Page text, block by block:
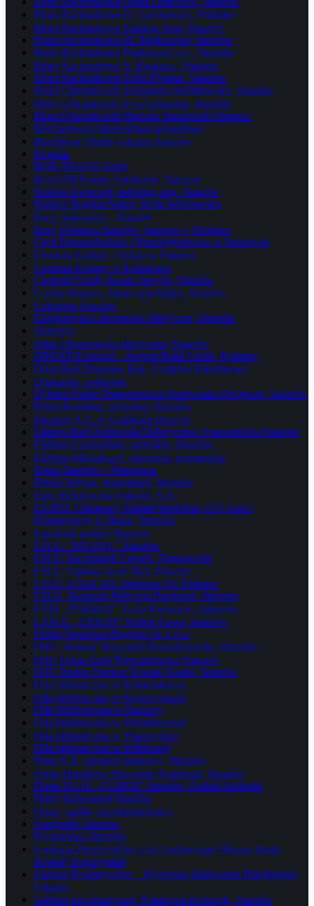
Biuro Rachunkowe D. Czechowicz, Połaniec
Biuro Rachunkowe Elżbieta Szot, Staszów
Biuro Rachunkowe M. Piątkowska, Staszów
Biuro Rachunkowe Piątkowscy s.c., Staszów
Biuro Rachunkowe S. Barabasz, Połaniec
Biuro Rachunkowe Zofia Ryńska, Staszów
Biuro Ubezpieczeń Aleksandra Wróblewska, Staszów
Biuro Ubezpieczeń Ewa Gronostaj, Staszów
Biuro Ubezpieczeń Mateusz Staszewski Staszów
Blacharstwo i lakiernictwo pojazdowe
BlackRose Studio Tatuażu Staszów
Bogoria
BOR-TRANS Osiek
BoxGSM Komis Telefonów, Staszów
Bożena Kwiecień, radiolog, usg, Staszów
Budkor Bogdan Sałata, Wola Wiśniowska
Busy Jurkowice – Staszów
Busy Oleśnica Staszów, Staszów – Oleśnica
Cech Rzemieślników i Przedsiębiorców w Staszowie
Centrum Kultury i Sztuki w Połańcu
Centrum Kultury w Łubnicach
Centrum Urody Iwona Jarzyna, Staszów
Cezary Kopacz, lekarz psychiatra, Staszów
Cukiernie Staszów
Diagnostyka Laboratoria Medyczne, Staszów
Dietetycy
Dilab Diagnostyka Medyczna, Staszów
DREWEX import – eksport Rafał Lisiak, Połaniec
Drog-Bud Zbigniew Bąk, Czajków Południowy
Drukarnie, poligrafia
Dylmex Firma Transportowo-Budowlano-Drogowa, Staszów
Edyta Rosińska, neurolog, Staszów
Ekoplon S.A. w Grabkach Dużych
Elektro-Bud Hurtownia Elektryczna i Spawalnicza Połaniec
Elżbieta Czerwińska, neurolog, Staszów
Elżbieta Michalczyk, internista, reumatolog
Emex Staszów – Warszawa
Emilia Weyna, stomatolog, Staszów
Enea Elektrownia Połaniec S.A.
ES-POL Usługowy Zakład Wod-Kan, CO, Gaz i
Klimatyzacji, J. Skuza, Staszów
Eurobank partner Staszów
F.H.U. ”RD DYL” Staszów
F.H.U. Kaczmarek Leszek, Zimnowoda
F.H.U. Optima Jacek Myl, Połaniec
F.H.U. RADCAR Zbigniew Fic Połaniec
F.H.U. Skowron Pokrycia Dachowe, Staszów
F.P.H. „POEMAT” Zofia Kwiecień, cukiernia
F.P.H.U. „ERTON” Robert Faron, Staszów
Farma Wiatrowa Bogoria Sp. z o.o.
FHU „Kowal” Krzysztof Kowalczewski, Staszów
FHU Fokus Emil Wawrzkiewicz Staszów
FHU Rodan Dariusz Nowak Ossala, Staszów
Filia biblioteczna w Koniemłotach
Filia biblioteczna w Kurozwękach
Filia Biblioteczna w Ruszczy
Filia biblioteczna w Sztombergach
Filia biblioteczna w Wiązownicy
Filia biblioteczna w Wiśniowej
Fines S.A. operator bankowy, Staszów
Firma Handlowa Sławomir Nasternak, Staszów
Firma P.U.H. „CUBER” Staszów, Zakład Szklarski
Firmy budowlane Staszów
Firmy, spółki, przedsiębiorstwa
Fotografia Staszów
Fryzjerstwo Staszów
Fundacja Przyjaciół ku Czci Cudownego Obrazu Matki
Boskiej Bogoryjskiej
Gabinet Kosmetyczno – Fryzjerski Małgorzata Putelbergier,
Połaniec
Gabinet psychiatryczny Katarzyna Kielczyk, Staszów